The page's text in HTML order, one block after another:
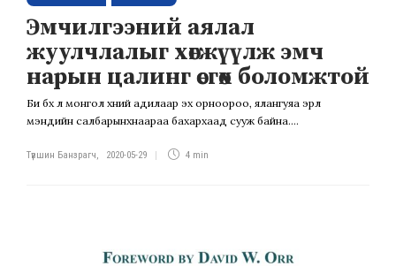
Эмчилгээний аялал
жуулчлалыг хөгжүүлж эмч
нарын цалинг өсгөх боломжтой
Би бүх л монгол хүний адилаар эх орноороо, ялангуяа эрүүл
мэндийн салбарынхнаараа бахархаад сууж байна....
Түвшин Банзрагч, 2020-05-29 4 min